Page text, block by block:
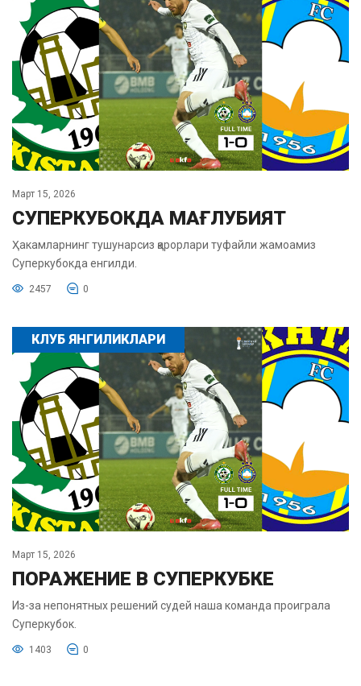
Март 15, 2026
СУПЕРКУБОКДА МАҒЛУБИЯТ
Ҳакамларнинг тушунарсиз қарорлари туфайли жамоамиз
Суперкубокда енгилди.
2457 0
КЛУБ ЯНГИЛИКЛАРИ
Март 15, 2026
ПОРАЖЕНИЕ В СУПЕРКУБКЕ
Из-за непонятных решений судей наша команда проиграла
Суперкубок.
1403 0